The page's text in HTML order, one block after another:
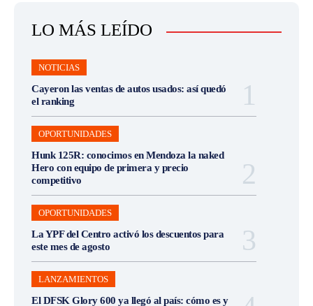
LO MÁS LEÍDO
NOTICIAS
Cayeron las ventas de autos usados: así quedó
el ranking
OPORTUNIDADES
Hunk 125R: conocimos en Mendoza la naked
Hero con equipo de primera y precio
competitivo
OPORTUNIDADES
La YPF del Centro activó los descuentos para
este mes de agosto
LANZAMIENTOS
El DFSK Glory 600 ya llegó al país: cómo es y